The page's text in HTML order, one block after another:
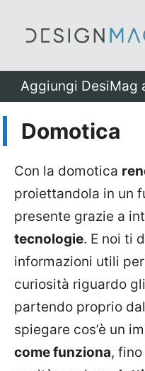
Aggiungi DesiMag
Domotica
Con la domotica
proiettandola in un
presente grazie a
tecnologie. E noi ti
informazioni utili
curiosità riguardo gli
partendo proprio
spiegare cos’è un
come funziona,